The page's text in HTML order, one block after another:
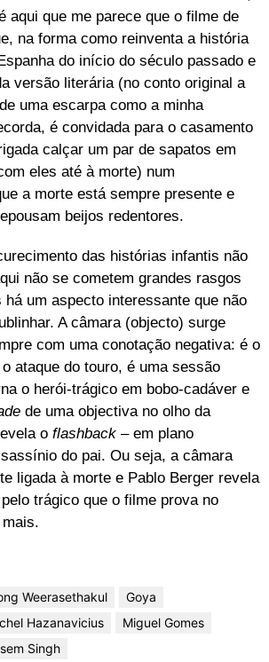
aqui que me parece que o filme de
na forma como reinventa a história
do início do século passado e
versão literária (no conto original a
uma escarpa como a minha
é convidada para o casamento
calçar um par de sapatos em
eles até à morte) num
a morte está sempre presente e
beijos redentores.
das histórias infantis não
não se cometem grandes rasgos
um aspecto interessante que não
A câmara (objecto) surge
com uma conotação negativa: é o
ataque do touro, é uma sessão
o herói-trágico em bobo-cadáver e
de uma objectiva no olho da
o flashback – em plano
do pai. Ou seja, a câmara
ligada à morte e Pablo Berger revela
trágico que o filme prova no
Weerasethakul
Goya
Hazanavicius
Miguel Gomes
Singh